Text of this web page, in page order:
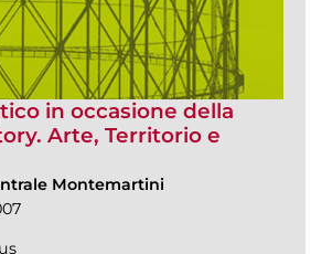
in occasione della
Arte, Territorio e
Montemartini